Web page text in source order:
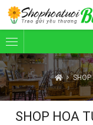
SHOP
SHOP HOA